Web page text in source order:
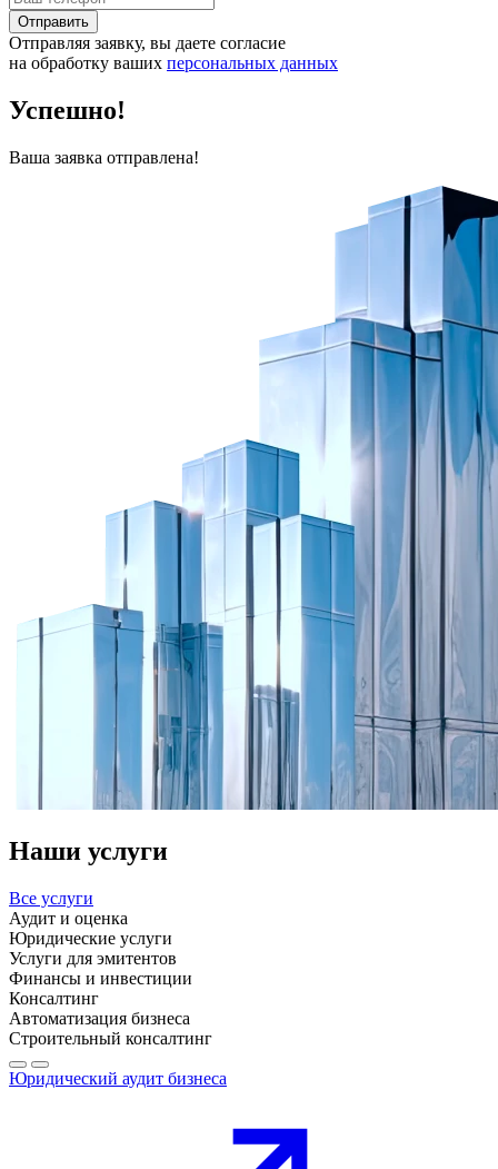
Отправить
Отправляя заявку, вы даете согласие
на обработку ваших персональных данных
Успешно!
Ваша заявка отправлена!
Наши услуги
Все услуги
Аудит и оценка
Юридические услуги
Услуги для эмитентов
Финансы и инвестиции
Консалтинг
Автоматизация бизнеса
Строительный консалтинг
Юридический аудит бизнеса